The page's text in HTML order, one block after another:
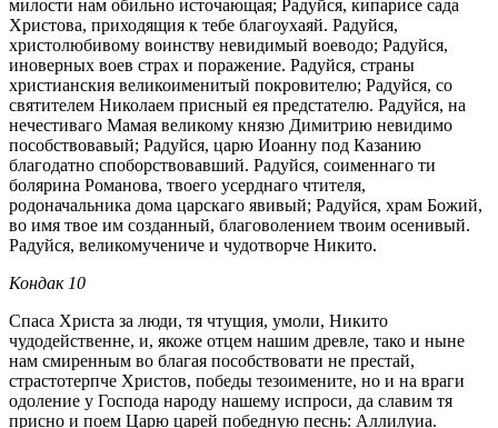
милости нам обильно источающая; Радуйся, кипарисе сада
Христова, приходящия к тебе благоухаяй. Радуйся,
христолюбивому воинству невидимый воеводо; Радуйся,
иноверных воев страх и поражение. Радуйся, страны
христианския великоименитый покровителю; Радуйся, со
святителем Николаем присный ея предстателю. Радуйся, на
нечестиваго Мамая великому князю Димитрию невидимо
пособствовавый; Радуйся, царю Иоанну под Казанию
благодатно споборствовавший. Радуйся, соименнаго ти
болярина Романова, твоего усерднаго чтителя,
родоначальника дома царскаго явивый; Радуйся, храм Божий,
во имя твое им созданный, благоволением твоим осенивый.
Радуйся, великомучениче и чудотворче Никито.
Кондак 10
Спаса Христа за люди, тя чтущия, умоли, Никито
чудодейственне, и, якоже отцем нашим древле, тако и ныне
нам смиренным во благая пособствовати не престай,
страстотерпче Христов, победы тезоимените, но и на враги
одоление у Господа народу нашему испроси, да славим тя
присно и поем Царю царей победную песнь: Аллилуиа.